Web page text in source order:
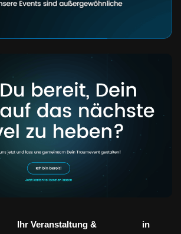
Ihr Veranstaltung &
in